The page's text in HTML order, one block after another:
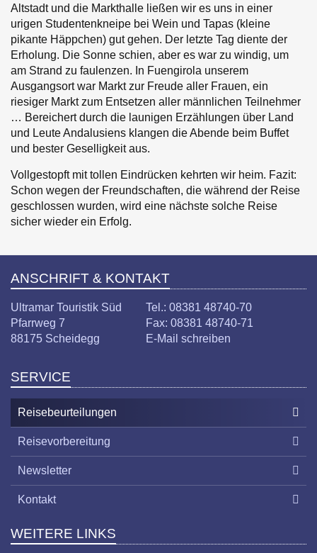
Altstadt und die Markthalle ließen wir es uns in einer
urigen Studentenkneipe bei Wein und Tapas (kleine
pikante Häppchen) gut gehen. Der letzte Tag diente der
Erholung. Die Sonne schien, aber es war zu windig, um
am Strand zu faulenzen. In Fuengirola unserem
Ausgangsort war Markt zur Freude aller Frauen, ein
riesiger Markt zum Entsetzen aller männlichen Teilnehmer
… Bereichert durch die launigen Erzählungen über Land
und Leute Andalusiens klangen die Abende beim Buffet
und bester Geselligkeit aus.
Vollgestopft mit tollen Eindrücken kehrten wir heim. Fazit:
Schon wegen der Freundschaften, die während der Reise
geschlossen wurden, wird eine nächste solche Reise
sicher wieder ein Erfolg.
ANSCHRIFT & KONTAKT
Ultramar Touristik Süd
Pfarrweg 7
88175 Scheidegg
Tel.: 08381 48740-70
Fax: 08381 48740-71
E-Mail schreiben
SERVICE
Reisebeurteilungen
Reisevorbereitung
Newsletter
Kontakt
WEITERE LINKS